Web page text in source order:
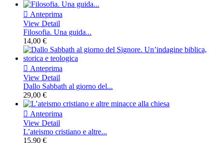
 Anteprima
View Detail
Filosofia. Una guida...
14,00 €
 Anteprima
View Detail
Dallo Sabbath al giorno del...
29,00 €
 Anteprima
View Detail
L’ateismo cristiano e altre...
15,90 €